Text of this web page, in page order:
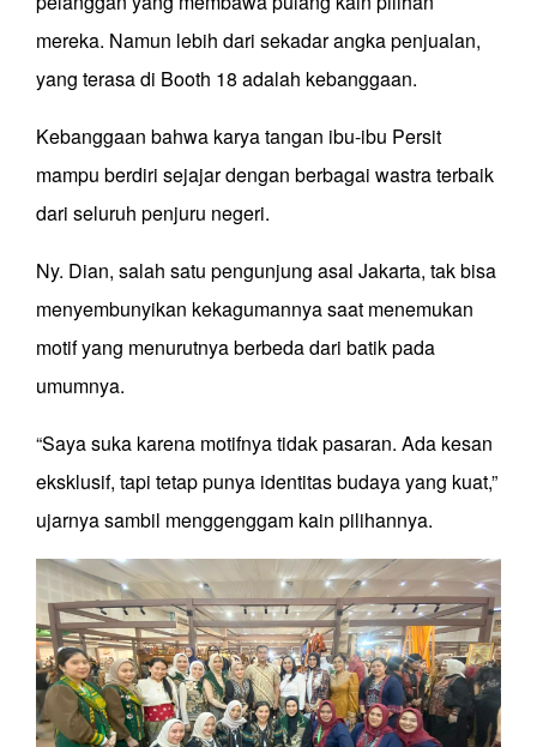
mereka. Namun lebih dari sekadar angka penjualan,
yang terasa di Booth 18 adalah kebanggaan.
Kebanggaan bahwa karya tangan ibu-ibu Persit
mampu berdiri sejajar dengan berbagai wastra terbaik
dari seluruh penjuru negeri.
Ny. Dian, salah satu pengunjung asal Jakarta, tak bisa
menyembunyikan kekagumannya saat menemukan
motif yang menurutnya berbeda dari batik pada
umumnya.
“Saya suka karena motifnya tidak pasaran. Ada kesan
eksklusif, tapi tetap punya identitas budaya yang kuat,”
ujarnya sambil menggenggam kain pilihannya.